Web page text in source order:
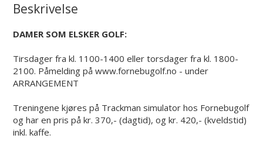
Beskrivelse
DAMER SOM ELSKER GOLF:
Tirsdager fra kl. 1100-1400 eller torsdager fra kl. 1800-
2100. Påmelding på www.fornebugolf.no - under
ARRANGEMENT
Treningene kjøres på Trackman simulator hos Fornebugolf
og har en pris på kr. 370,- (dagtid), og kr. 420,- (kveldstid)
inkl. kaffe.